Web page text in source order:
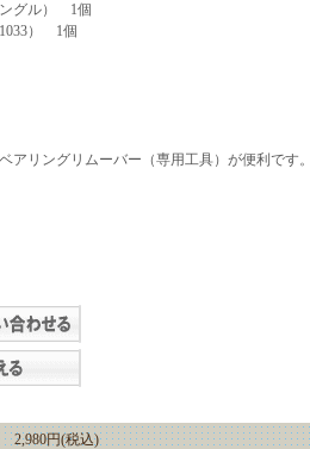
ングル） 1個
） 1個
アリングリムーバー（専用工具）が便利です
2,980円(税込)